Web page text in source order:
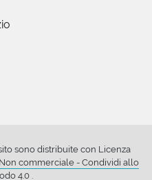
e la tua
sono distribuite con Licenza
commerciale - Condividi allo
4.0